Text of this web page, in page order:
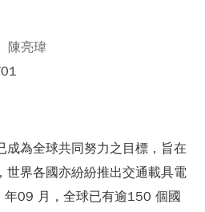
陳亮瑋
成為全球共同努力之目標，旨在
世界各國亦紛紛推出交通載具電
09 月，全球已有逾150 個國